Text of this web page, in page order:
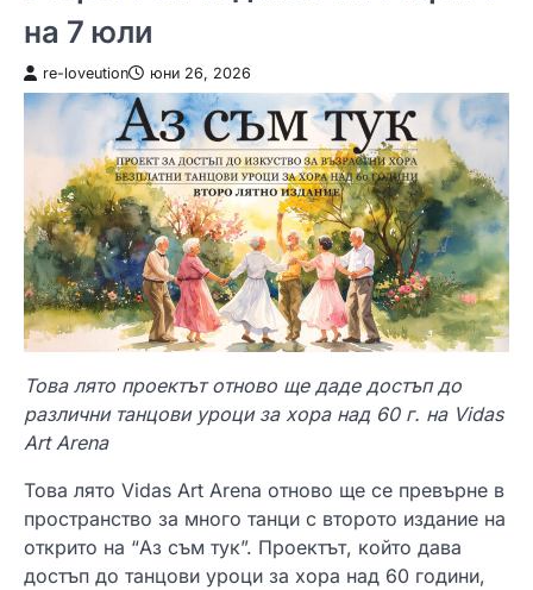
на 7 юли
re-loveution юни 26, 2026
Това лято проектът отново ще даде достъп до
различни танцови уроци за хора над 60 г. на Vidas
Art Arena
Това лято Vidas Art Arena отново ще се превърне в
пространство за много танци с второто издание на
открито на “Аз съм тук”. Проектът, който дава
достъп до танцови уроци за хора над 60 години,